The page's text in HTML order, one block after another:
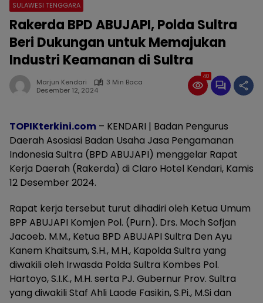
SULAWESI TENGGARA
Rakerda BPD ABUJAPI, Polda Sultra
Beri Dukungan untuk Memajukan
Industri Keamanan di Sultra
Marjun Kendari
3 Min Baca
Desember 12, 2024
40
TOPIKterkini.com – KENDARI | Badan Pengurus
Daerah Asosiasi Badan Usaha Jasa Pengamanan
Indonesia Sultra (BPD ABUJAPI) menggelar Rapat
Kerja Daerah (Rakerda) di Claro Hotel Kendari, Kamis
12 Desember 2024.
Rapat kerja tersebut turut dihadiri oleh Ketua Umum
BPP ABUJAPI Komjen Pol. (Purn). Drs. Moch Sofjan
Jacoeb. M.M., Ketua BPD ABUJAPI Sultra Den Ayu
Kanem Khaitsum, S.H., M.H., Kapolda Sultra yang
diwakili oleh Irwasda Polda Sultra Kombes Pol.
Hartoyo, S.I.K., M.H. serta PJ. Gubernur Prov. Sultra
yang diwakili Staf Ahli Laode Fasikin, S.Pi., M.Si dan